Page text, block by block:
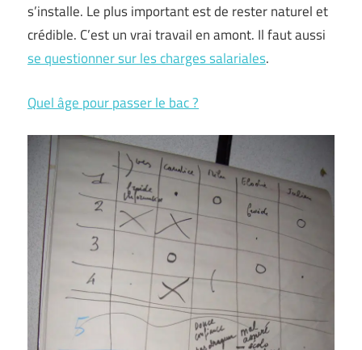
s’installe. Le plus important est de rester naturel et
crédible. C’est un vrai travail en amont. Il faut aussi
se questionner sur les charges salariales.
Quel âge pour passer le bac ?